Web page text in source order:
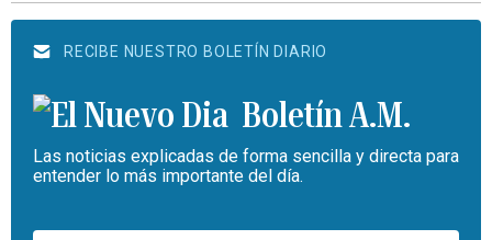
RECIBE NUESTRO BOLETÍN DIARIO
Boletín A.M.
Las noticias explicadas de forma sencilla y directa para
entender lo más importante del día.